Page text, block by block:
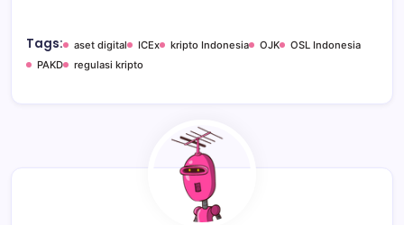
Tags: aset digital ICEx kripto Indonesia OJK
OSL Indonesia
PAKD
regulasi kripto